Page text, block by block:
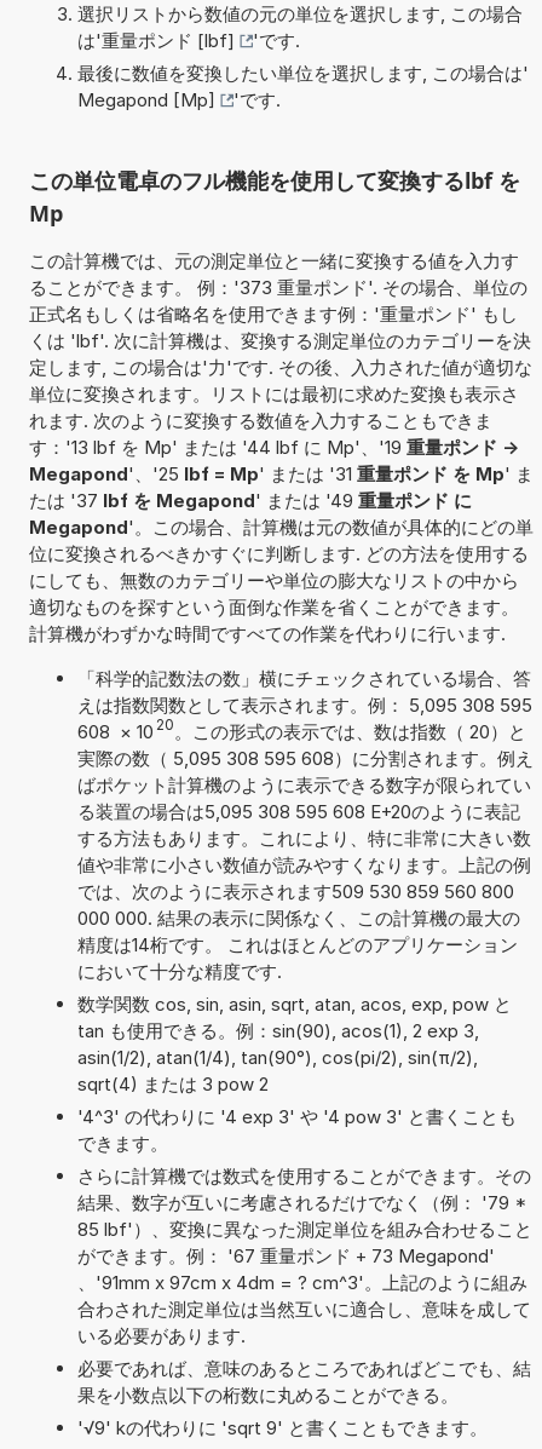
選択リストから数値の元の単位を選択します, この場合
は'重量ポンド [lbf]
'です.
最後に数値を変換したい単位を選択します, この場合は'
Megapond [Mp]
'です.
この単位電卓のフル機能を使用して変換するlbf を
Mp
この計算機では、元の測定単位と一緒に変換する値を入力す
ることができます。 例：'373 重量ポンド'. その場合、単位の
正式名もしくは省略名を使用できます例：'重量ポンド' もし
くは 'lbf'. 次に計算機は、変換する測定単位のカテゴリーを決
定します, この場合は'力'です. その後、入力された値が適切な
単位に変換されます。リストには最初に求めた変換も表示さ
れます. 次のように変換する数値を入力することもできま
す：'13 lbf を Mp' または '44 lbf に Mp'、'19 重量ポンド ->
Megapond'、'25 lbf = Mp' または '31 重量ポンド を Mp' ま
たは '37 lbf を Megapond' または '49 重量ポンド に
Megapond'。この場合、計算機は元の数値が具体的にどの単
位に変換されるべきかすぐに判断します. どの方法を使用する
にしても、無数のカテゴリーや単位の膨大なリストの中から
適切なものを探すという面倒な作業を省くことができます。
計算機がわずかな時間ですべての作業を代わりに行います.
「科学的記数法の数」横にチェックされている場合、答
えは指数関数として表示されます。例： 5,095 308 595
608 × 10 20 。この形式の表示では、数は指数（ 20）と
実際の数（ 5,095 308 595 608）に分割されます。例え
ばポケット計算機のように表示できる数字が限られてい
る装置の場合は5,095 308 595 608 E+20のように表記
する方法もあります。これにより、特に非常に大きい数
値や非常に小さい数値が読みやすくなります。上記の例
では、次のように表示されます509 530 859 560 800
000 000. 結果の表示に関係なく、この計算機の最大の
精度は14桁です。 これはほとんどのアプリケーション
において十分な精度です.
数学関数 cos, sin, asin, sqrt, atan, acos, exp, pow と
tan も使用できる。例：sin(90), acos(1), 2 exp 3,
asin(1/2), atan(1/4), tan(90°), cos(pi/2), sin(π/2),
sqrt(4) または 3 pow 2
'4^3' の代わりに '4 exp 3' や '4 pow 3' と書くことも
できます。
さらに計算機では数式を使用することができます。その
結果、数字が互いに考慮されるだけでなく（例： '79 *
85 lbf'）、変換に異なった測定単位を組み合わせること
ができます。例： '67 重量ポンド + 73 Megapond'
、'91mm x 97cm x 4dm = ? cm^3'。上記のように組み
合わされた測定単位は当然互いに適合し、意味を成して
いる必要があります.
必要であれば、意味のあるところであればどこでも、結
果を小数点以下の桁数に丸めることができる。
'√9' kの代わりに 'sqrt 9' と書くこともできます。